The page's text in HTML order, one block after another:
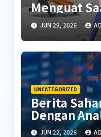
Menguat
Kembali
JUN 29, 2026
UNCATEGORIZED
Berita
Dengan
Terbaru
JUN 22, 2026